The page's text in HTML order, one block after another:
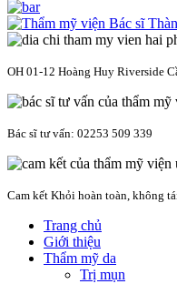
OH 01-12 Hoàng Huy Riverside
Bác sĩ tư vấn: 02253 509 339
Cam kết Khỏi hoàn toàn, không
Trang chủ
Giới thiệu
Thẩm mỹ da
Trị mụn